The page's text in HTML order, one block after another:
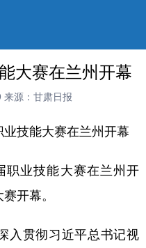
大赛在兰州开幕
来源：甘肃日报
技能大赛在兰州开幕
业技能大赛在兰州开
开幕。
贯彻习近平总书记视